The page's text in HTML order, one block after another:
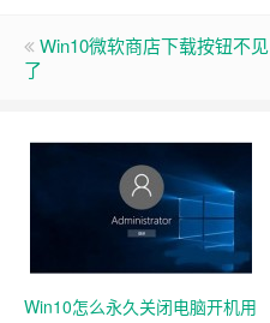
Win10微软商店下载按钮不见
了
Win10怎么永久关闭电脑开机用